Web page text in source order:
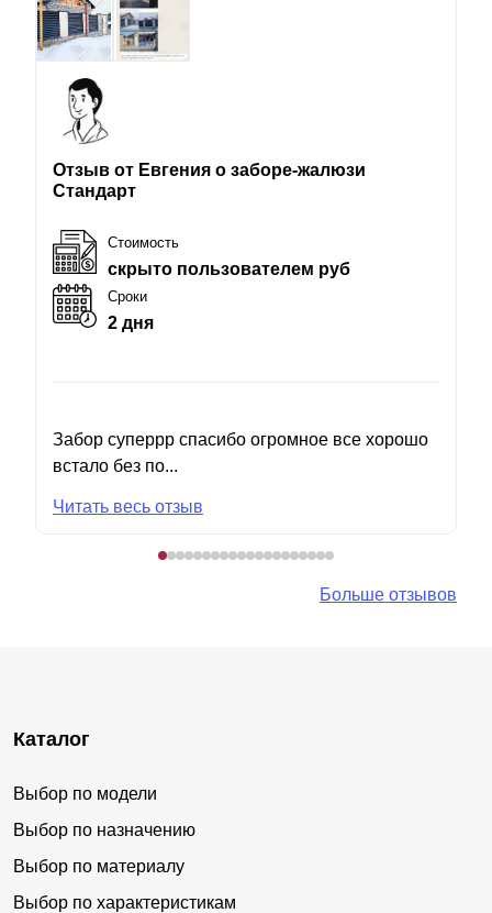
Отзыв от Евгения о заборе-жалюзи
Стандарт
Стоимость
скрыто пользователем руб
Сроки
2 дня
Забор суперрр спасибо огромное все хорошо
встало без по...
Читать весь отзыв
Больше отзывов
Каталог
Выбор по модели
Выбор по назначению
Выбор по материалу
Выбор по характеристикам